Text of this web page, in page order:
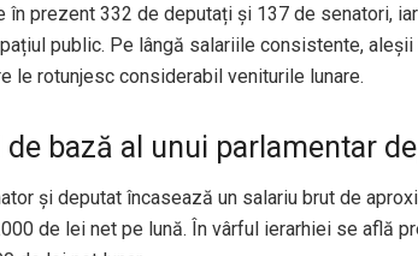
în prezent 332 de deputați și 137 de senatori,
public. Pe lângă salariile consistente,
le rotunjesc considerabil veniturile lunare.
de bază al unui parlamentar
și deputat încasează un salariu brut de
de lei net pe lună. În vârful ierarhiei se află